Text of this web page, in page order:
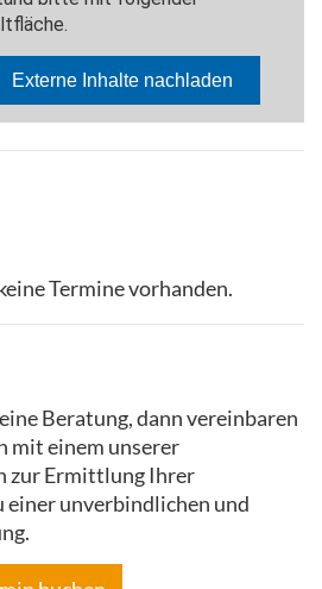
Termine vorhanden.
Beratung, dann vereinbaren
mit einem unserer
zur Ermittlung Ihrer
einer unverbindlichen und